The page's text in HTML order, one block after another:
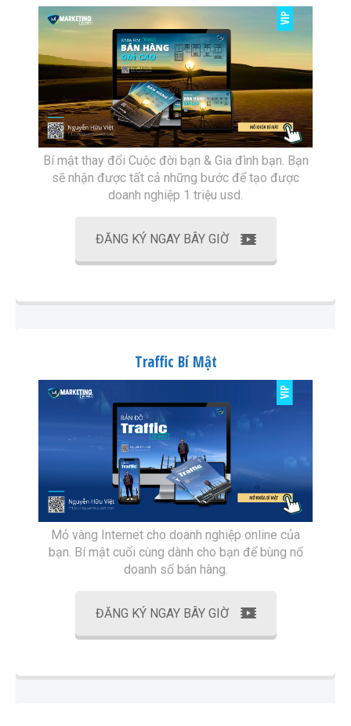
Bí mật thay đổi Cuộc đời bạn & Gia đình bạn. Bạn
sẽ nhận được tất cả những bước để tạo được
doanh nghiệp 1 triệu usd.
ĐĂNG KÝ NGAY BÂY GIỜ
Traffic Bí Mật
Mỏ vàng Internet cho doanh nghiệp online của
bạn. Bí mật cuối cùng dành cho bạn để bùng nổ
doanh số bán hàng.
ĐĂNG KÝ NGAY BÂY GIỜ